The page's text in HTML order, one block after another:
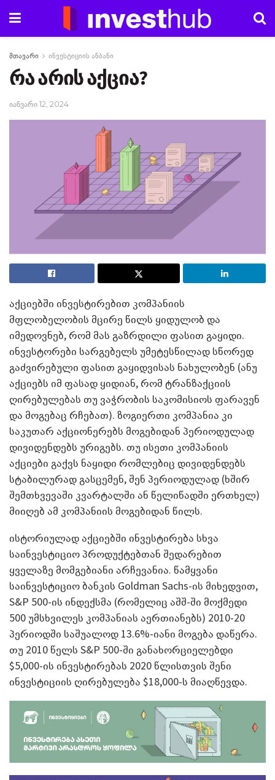
მთავარი ინვესტიციის ანბანი
რა არის აქცია?
იანვარი 12, 2024
აქციებში ინვესტირებით კომპანიის
მფლობელობის მცირე წილს ყიდულობ და
იმედოვნებ, რომ მას გაზრდილი ფასით გაყიდი.
ინვესტორები სარგებელს უმეტესწილად სწორედ
გაძვირებული ფასით გაყიდვისას ნახულობენ (ანუ
აქციებს იმ ფასად ყიდიან, რომ ტრანზაქციის
ღირებულებას თუ ვაჭრობის საკომისიოს ფარავენ
და მოგებაც რჩებათ). ზოგიერთი კომპანია კი
საკუთარ აქციონერებს მოგებიდან პერიოდულად
დივიდენდებს ურიგებს. თუ ისეთი კომპანიის
აქციები გაქვს ნაყიდი რომლებიც დივიდენდებს
სტაბილურად გასცემენ, შენ პერიოდულად (ხშირ
შემთხვევაში კვარტალში ან წელიწადში ერთხელ)
მიიღებ ამ კომპანიის მოგებიდან წილს.
ისტორიულად აქციებში ინვესტირება სხვა
საინვესტიციო პროდუქტებთან შედარებით
ყველაზე მომგებიანი არჩევანია. წამყვანი
საინვესტიციო ბანკის Goldman Sachs-ის მიხედვით,
S&P 500-ის ინდექსმა (რომელიც აშშ-ში მოქმედი
500 უმსხვილეს კომპანიას აერთიანებს) 2010-20
პერიოდში საშუალოდ 13.6%-იანი მოგება დაწერა.
თუ 2010 წელს S&P 500-ში განახორციელებდი
$5,000-ის ინვესტირებას 2020 წლისთვის შენი
ინვესტიციის ღირებულება $18,000-ს მიაღწევდა.